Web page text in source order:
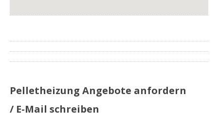
Pelletheizung Angebote anfordern
/ E-Mail schreiben